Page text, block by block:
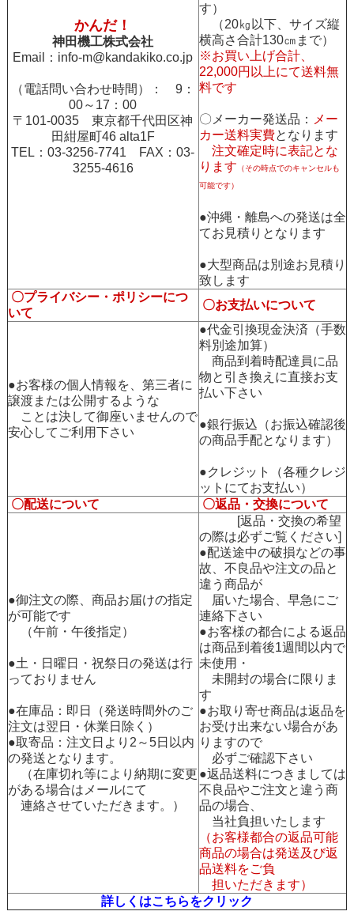
かんだ！
神田機工株式会社
Email： info-m@kandakiko.co.jp
（電話問い合わせ時間）： 9：
00～17：00
〒101-0035 東京都千代田区神
田紺屋町46 alta1F
TEL：03-3256-7741 FAX：03-
3255-4616
す）
（20㎏以下、サイズ縦
横高さ合計130㎝まで）
※お買い上げ合計、
22,000円以上にて送料無
料です
〇メーカー発送品：
メー
カー送料実費となります
注文確定時に表記とな
ります （その時点でのキャンセルも
可能です）
●沖縄・離島への発送は全
てお見積りとなります
●大型商品は別途お見積り
致します
〇プライバシー・ポリシーにつ
いて
〇お支払いについて
●お客様の個人情報を、第三者に
譲渡または公開するような
ことは決して御座いませんので
安心してご利用下さい
●代金引換現金決済（手数
料別途加算）
商品到着時配達員に品
物と引き換えに直接お支
払い下さい
●銀行振込（お振込確認後
の商品手配となります）
●クレジット（各種クレジ
ットにてお支払い）
〇配送について
〇返品・交換について
●御注文の際、商品お届けの指定
が可能です
（午前・午後指定）
●土・日曜日・祝祭日の発送は行
っておりません
●在庫品：即日（発送時間外のご
注文は翌日・休業日除く）
●取寄品：注文日より2～5日以内
の発送となります。
（在庫切れ等により納期に変更
がある場合はメールにて
連絡させていただきます。）
[返品・交換の希望
の際は必ずご覧ください]
●配送途中の破損などの事
故、不良品や注文の品と
違う商品が
届いた場合、早急にご
連絡下さい
●お客様の都合による返品
は商品到着後1週間以内で
未使用・
未開封の場合に限りま
す
●お取り寄せ商品は返品を
お受け出来ない場合があ
りますので
必ずご確認下さい
●返品送料につきましては
不良品やご注文と違う商
品の場合、
当社負担いたします
（お客様都合の返品可能
商品の場合は発送及び返
品送料をご負
担いただきます）
詳しくはこちらをクリック